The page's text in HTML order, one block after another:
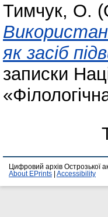
Тимчук, О.
як засіб
записки
Цифровий архів Острозької
About EPrints
Accessibility